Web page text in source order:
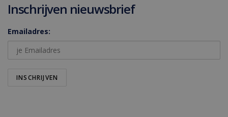
Inschrijven nieuwsbrief
Emailadres: